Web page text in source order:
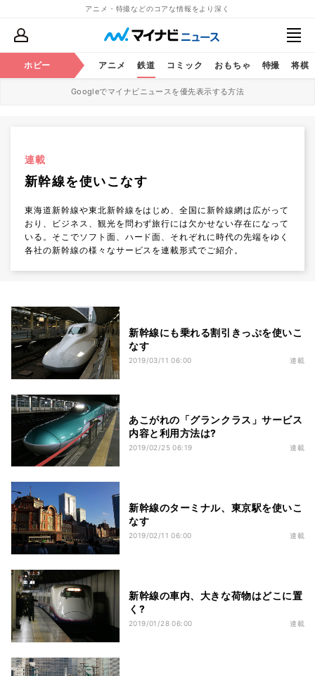
アニメ・特撮などのコアな情報をより深く
ホビー アニメ 鉄道 コミック おもちゃ 特撮 将棋
Googleでマイナビニュースを優先表示する方法
連載
新幹線を使いこなす
東海道新幹線や東北新幹線をはじめ、全国に新幹線網は広がって
おり、ビジネス、観光を問わず旅行には欠かせない存在になって
いる。そこでソフト面、ハード面、それぞれに時代の先端をゆく
各社の新幹線の様々なサービスを連載形式でご紹介。
新幹線にも乗れる割引きっぷを使いこ
なす
2019/03/11 06:00 連載
あこがれの「グランクラス」サービス
内容と利用方法は?
2019/02/25 06:19 連載
新幹線のターミナル、東京駅を使いこ
なす
2019/02/11 06:00 連載
新幹線の車内、大きな荷物はどこに置
く?
2019/01/28 06:00 連載